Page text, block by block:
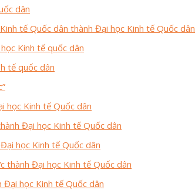
dân
tế Quốc dân thành Đại học Kinh tế Quốc dân
Kinh tế quốc dân
tế quốc dân
học Kinh tế Quốc dân
Đại học Kinh tế Quốc dân
học Kinh tế Quốc dân
thành Đại học Kinh tế Quốc dân
học Kinh tế Quốc dân